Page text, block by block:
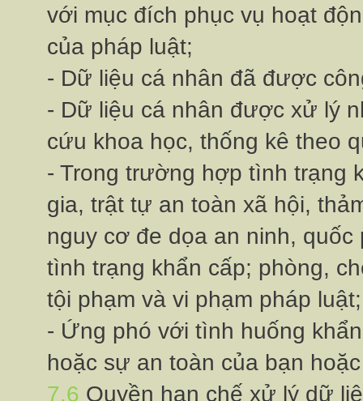
với mục đích phục vụ hoạt
của pháp luật;
- Dữ liệu cá nhân đã được
- Dữ liệu cá nhân được xử lý
cứu khoa học, thống kê theo
- Trong trường hợp tình trạng
gia, trật tự an toàn xã hội,
nguy cơ đe dọa an ninh,
tình trạng khẩn cấp; phòng,
tội phạm và vi phạm pháp luật;
- Ứng phó với tình huống
hoặc sự an toàn của bạn
7.6 Quyền hạn chế xử lý dữ